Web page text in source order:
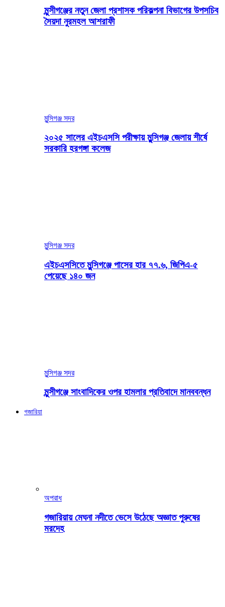
মুন্সীগঞ্জের নতুন জেলা প্রশাসক পরিকল্পনা বিভাগের উপসচিব
সৈয়দা নুরমহল আশরাফী
মুন্সিগঞ্জ সদর
২০২৫ সালের এইচএসসি পরীক্ষায় মুন্সিগঞ্জ জেলায় শীর্ষে
সরকারি হরগঙ্গা কলেজ
মুন্সিগঞ্জ সদর
এইচএসসিতে মুন্সিগঞ্জে পাসের হার ৭৭.৬, জিপিএ-৫
পেয়েছে ১৪০ জন
মুন্সিগঞ্জ সদর
মুন্সীগঞ্জে সাংবাদিকের ওপর হামলার প্রতিবাদে মানববন্ধন
গজারিয়া
অপরাধ
গজারিয়ায় মেঘনা নদীতে ভেসে উঠেছে অজ্ঞাত পুরুষের
মরদেহ